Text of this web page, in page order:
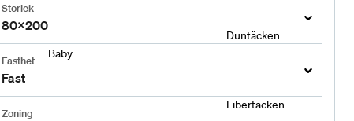
Baby
Duntäcken
Fibertäcken
Storlek
80x200
Fasthet
Fast
Zoning